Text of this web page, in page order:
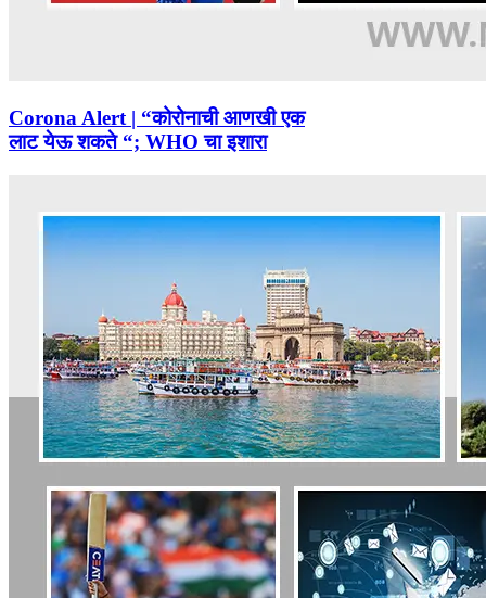
Corona Alert | “कोरोनाची आणखी एक
लाट येऊ शकते “; WHO चा इशारा